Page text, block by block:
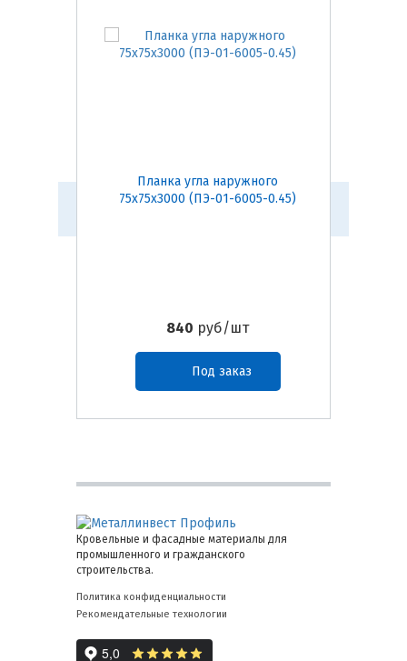
Планка угла наружного
75х75х3000 (ПЭ-01-6005-0.45)
840 руб/шт
Под заказ
Кровельные и фасадные материалы для
промышленного и гражданского
строительства.
Политика конфиденциальности
Рекомендательные технологии